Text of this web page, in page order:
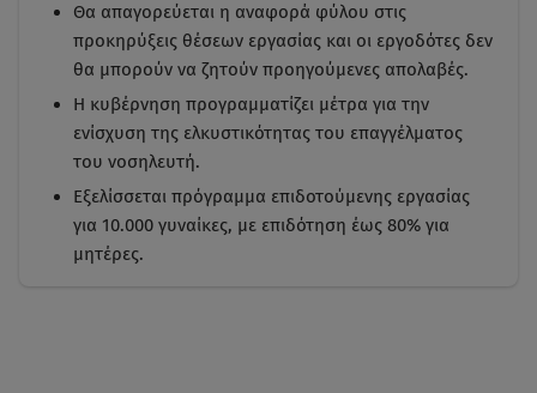
Θα απαγορεύεται η αναφορά φύλου στις
προκηρύξεις θέσεων εργασίας και οι εργοδότες δεν
θα μπορούν να ζητούν προηγούμενες απολαβές.
Η κυβέρνηση προγραμματίζει μέτρα για την
ενίσχυση της ελκυστικότητας του επαγγέλματος
του νοσηλευτή.
Εξελίσσεται πρόγραμμα επιδοτούμενης εργασίας
για 10.000 γυναίκες, με επιδότηση έως 80% για
μητέρες.